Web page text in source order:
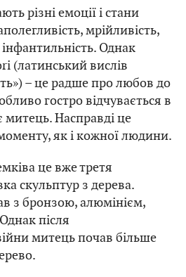
різні емоції і стани
мрійливість,
Однак
(латинський вислів
– це радше про любов до
гостро відчувається в
митець. Насправді це
моменту, як і кожної людини.
це вже третя
скульптур з дерева.
з бронзою, алюмінієм,
після
митець почав більше